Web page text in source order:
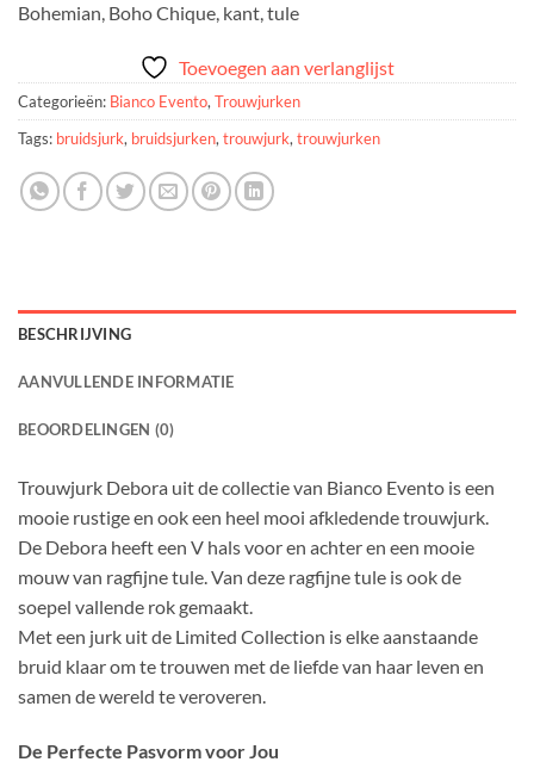
Bohemian, Boho Chique, kant, tule
Toevoegen aan verlanglijst
Categorieën: Bianco Evento, Trouwjurken
Tags: bruidsjurk, bruidsjurken, trouwjurk, trouwjurken
BESCHRIJVING
AANVULLENDE INFORMATIE
BEOORDELINGEN (0)
Trouwjurk Debora uit de collectie van Bianco Evento is een
mooie rustige en ook een heel mooi afkledende trouwjurk.
De Debora heeft een V hals voor en achter en een mooie
mouw van ragfijne tule. Van deze ragfijne tule is ook de
soepel vallende rok gemaakt.
Met een jurk uit de Limited Collection is elke aanstaande
bruid klaar om te trouwen met de liefde van haar leven en
samen de wereld te veroveren.
De Perfecte Pasvorm voor Jou